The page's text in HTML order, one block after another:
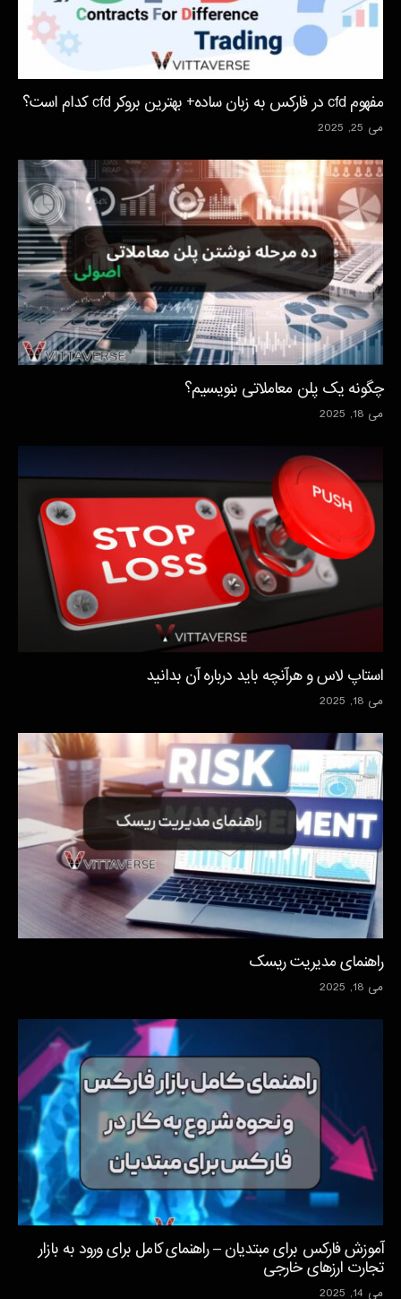
مفهوم cfd در فارکس به زبان ساده+ بهترین بروکر cfd کدام است؟
می 25, 2025
چگونه یک پلن معاملاتی بنویسیم؟
می 18, 2025
استاپ لاس و هرآنچه باید درباره آن بدانید
می 18, 2025
راهنمای مدیریت ریسک
می 18, 2025
آموزش فارکس برای مبتدیان – راهنمای کامل برای ورود به بازار
تجارت ارزهای خارجی
می 14, 2025